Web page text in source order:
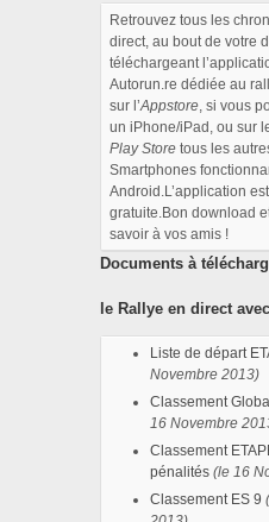
Retrouvez tous les
direct, au bout de votre
téléchargeant
Autorun.re dédiée au
sur l’Appstore, si vous
un iPhone/iPad, ou sur
Play Store tous les
Smartphones
Android.L’application est
gratuite.Bon download
savoir à vos amis !
Documents à
le Rallye en direct
Liste de départ
Novembre 2013)
Classement
16 Novembre
Classement
pénalités (le 16
Classement ES 9